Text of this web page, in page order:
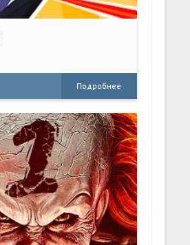
Подробнее